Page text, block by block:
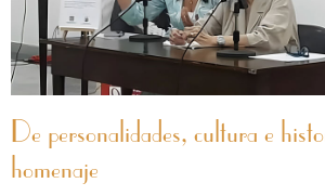
De personalidades, cultura e
homenaje